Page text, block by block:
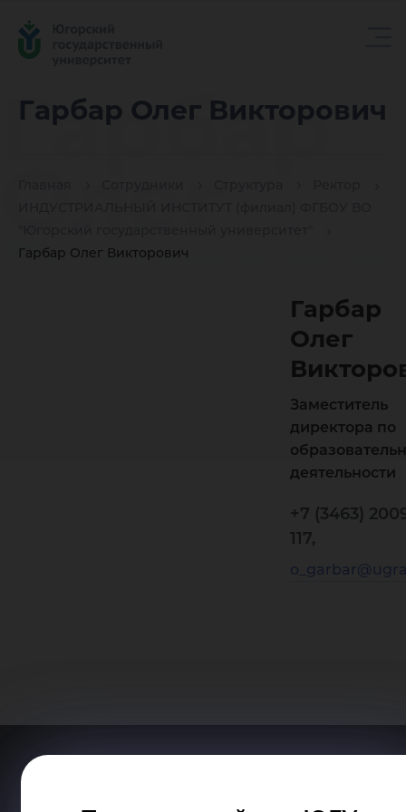
Гарбар Олег Викторович
Гарбар Олег Викторович
Гарбар
Гарбар
Олег
Заместитель
директора по
деятельности
+7 (3463)
117,